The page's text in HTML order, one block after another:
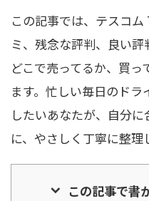
この記事では、テスコム
ミ、残念な評判、良い評
どこで売ってるか、買
ます。忙しい毎日のドラ
したいあなたが、自分
に、やさしく丁寧に整理
この記事で書